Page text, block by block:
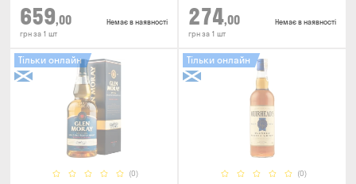
659,00
грн за 1 шт
Немає в наявності 274,00
грн за 1 шт
Немає в наявності
(0)
Тільки онлайн
(0)
Тільки онлайн